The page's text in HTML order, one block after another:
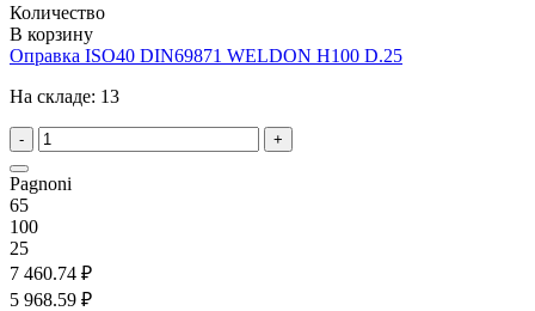
Количество
В корзину
Оправка ISO40 DIN69871 WELDON H100 D.25
На складе: 13
- +
Pagnoni
65
100
25
7 460.74 ₽
5 968.59 ₽